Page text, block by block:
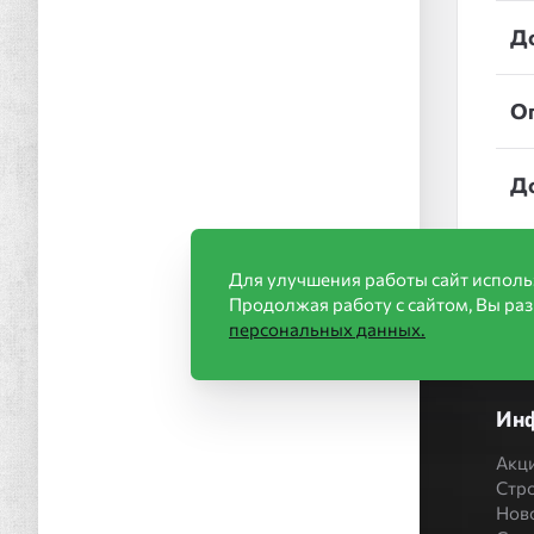
Для улучшения работы сайт
Продолжая работу с сайтом, Вы
персональных данных.